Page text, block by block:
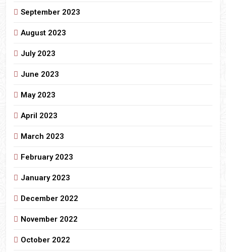
September 2023
August 2023
July 2023
June 2023
May 2023
April 2023
March 2023
February 2023
January 2023
December 2022
November 2022
October 2022